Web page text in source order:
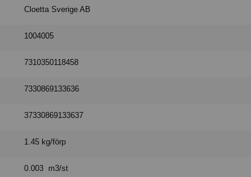
Cloetta Sverige AB
1004005
7310350118458
7330869133636
37330869133637
1.45 kg/förp
0.003 m3/st